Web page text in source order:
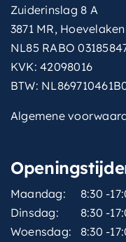
Zuiderinslag 8 A
3871 MR, Hoevelaken
NL85 RABO
KVK: 42098016
BTW:
Algemene
Maandag:
8:30 -
Dinsdag:
8:30 -
Woensdag:
8:30 -